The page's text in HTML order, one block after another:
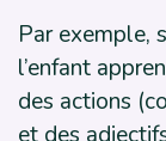
Par exemple,
l’enfant
des actions